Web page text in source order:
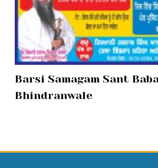
Barsi Samagam Sant
Bhindranwale